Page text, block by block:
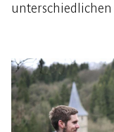
unterschiedlichen